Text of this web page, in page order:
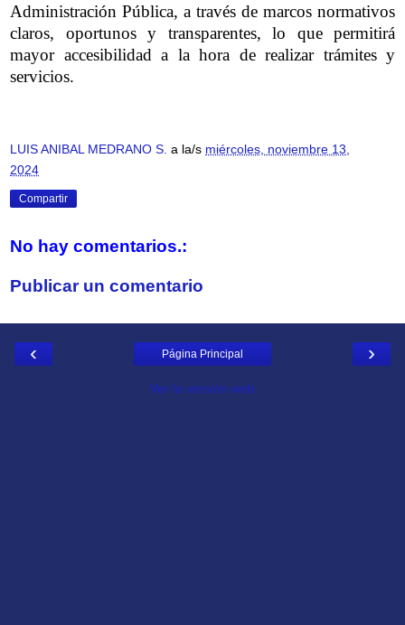
Administración Pública, a través de marcos normativos
claros, oportunos y transparentes, lo que permitirá
mayor accesibilidad a la hora de realizar trámites y
servicios.
LUIS ANIBAL MEDRANO S. a la/s miércoles, noviembre 13,
2024
Compartir
No hay comentarios.:
Publicar un comentario
‹ ›
Página Principal
Ver la versión web